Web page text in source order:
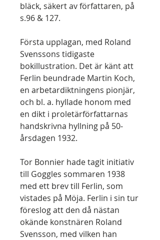
bläck, säkert av författaren, på
s.96 & 127.
Första upplagan, med Roland
Svenssons tidigaste
bokillustration. Det är känt att
Ferlin beundrade Martin Koch,
en arbetardiktningens pionjär,
och bl. a. hyllade honom med
en dikt i proletärförfattarnas
handskrivna hyllning på 50-
årsdagen 1932.
Tor Bonnier hade tagit initiativ
till Goggles sommaren 1938
med ett brev till Ferlin, som
vistades på Möja. Ferlin i sin tur
föreslog att den då nästan
okände konstnären Roland
Svensson, med vilken han